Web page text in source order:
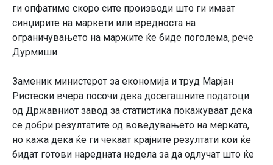
ги опфатиме скоро сите производи што ги имаат
синџирите на маркети или вредноста на
ограничувањето на маржите ќе биде поголема, рече
Дурмиши.
Заменик министерот за економија и труд Марјан
Ристески вчера посочи дека досегашните податоци
од Државниот завод за статистика покажуваат дека
се добри резултатите од воведувањето на мерката,
но кажа дека ќе ги чекаат крајните резултати кои ќе
бидат готови наредната недела за да одлучат што ќе